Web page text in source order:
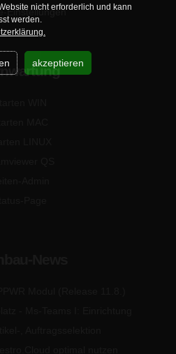
nicht erforderlich und kann
werden.
akzeptieren
Einstellungen